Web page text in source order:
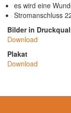
es wird eine
Stromanschluss
Bilder in
Download
Plakat
Download